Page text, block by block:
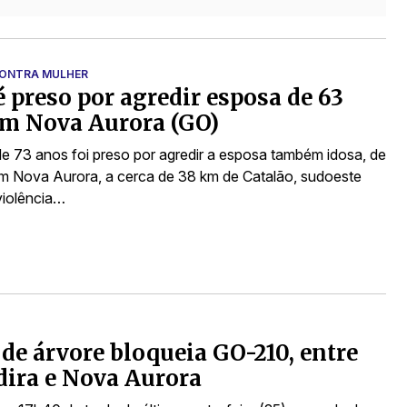
MULHER
preso por agredir esposa de 63
Nova Aurora (GO)
73 anos foi preso por agredir a esposa também idosa, de
Nova Aurora, a cerca de 38 km de Catalão, sudoeste
árvore bloqueia GO-210, entre
e Nova Aurora